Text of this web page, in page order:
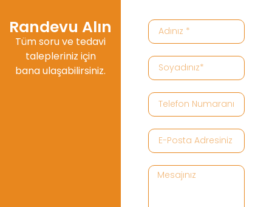
Randevu Alın
Tüm soru ve tedavi
talepleriniz için
bana ulaşabilirsiniz.